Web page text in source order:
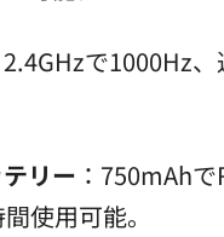
2.4GHzで1000Hz
リー ：750mAh
使用可能。